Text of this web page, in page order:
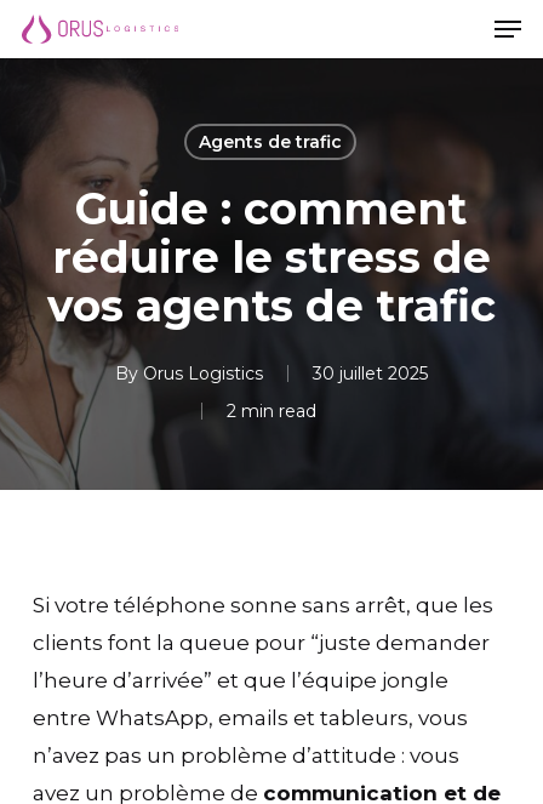
Skip
to
content
Agents de trafic
Guide : comment
réduire le stress de
vos agents de trafic
By Orus Logistics
30 juillet 2025
2 min read
Si votre téléphone sonne sans arrêt, que les
clients font la queue pour “juste demander
l’heure d’arrivée” et que l’équipe jongle
entre WhatsApp, emails et tableurs, vous
n’avez pas un problème d’attitude : vous
avez un problème de communication et de
Menu